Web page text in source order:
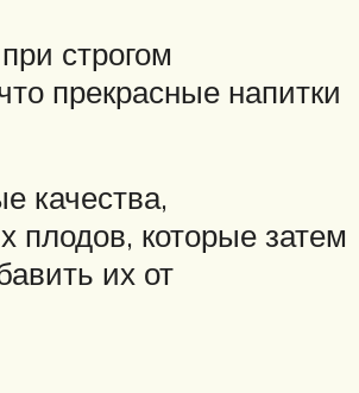
строгом
прекрасные напитки
качества,
плодов, которые затем
их от